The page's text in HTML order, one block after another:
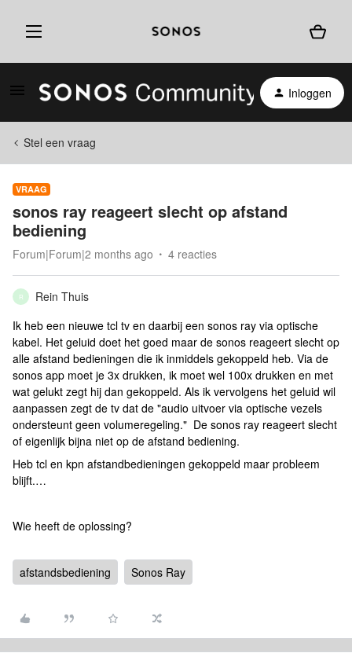
Inloggen
Stel een vraag
VRAAG
sonos ray reageert slecht op afstand
bediening
Forum|Forum|2 months ago 4 reacties
R
Rein Thuis
Ik heb een nieuwe tcl tv en daarbij een sonos ray via optische
kabel. Het geluid doet het goed maar de sonos reageert slecht op
alle afstand bedieningen die ik inmiddels gekoppeld heb. Via de
sonos app moet je 3x drukken, ik moet wel 100x drukken en met
wat gelukt zegt hij dan gekoppeld. Als ik vervolgens het geluid wil
aanpassen zegt de tv dat de "audio uitvoer via optische vezels
ondersteunt geen volumeregeling." De sonos ray reageert slecht
of eigenlijk bijna niet op de afstand bediening.
Heb tcl en kpn afstandbedieningen gekoppeld maar probleem
blijft.…
Wie heeft de oplossing?
afstandsbediening Sonos Ray